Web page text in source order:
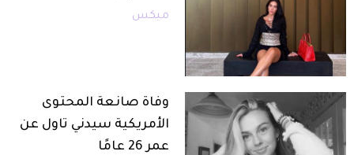
ميكس
وفاة صانعة المحتوى
الأمريكية سيدني تاول عن
عمر 26 عامًا